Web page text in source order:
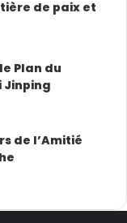
de paix et
Plan du
Jinping
de l’Amitié